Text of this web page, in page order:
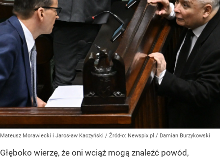
Mateusz Morawiecki i Jarosław Kaczyński / Źródło: Newspix.pl / Damian Burzykowski
Głęboko wierzę, że oni wciąż mogą znaleźć powód,